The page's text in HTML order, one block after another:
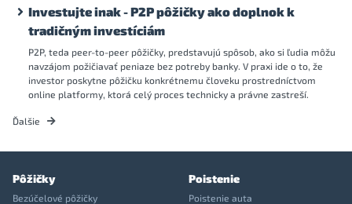
Investujte inak - P2P pôžičky ako doplnok k
tradičným investíciám
P2P, teda peer-to-peer pôžičky, predstavujú spôsob, ako si ľudia môžu
navzájom požičiavať peniaze bez potreby banky. V praxi ide o to, že
investor poskytne pôžičku konkrétnemu človeku prostredníctvom
online platformy, ktorá celý proces technicky a právne zastreší.
Ďalšie
Pôžičky
Bezúčelové pôžičky
Poistenie
Poistenie auta